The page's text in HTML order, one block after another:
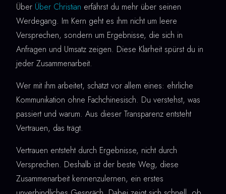
Über Über Christian erfährst du mehr über seinen
Werdegang. Im Kern geht es ihm nicht um leere
Versprechen, sondern um Ergebnisse, die sich in
Anfragen und Umsatz zeigen. Diese Klarheit spürst du in
jeder Zusammenarbeit.
Wer mit ihm arbeitet, schätzt vor allem eines: ehrliche
Kommunikation ohne Fachchinesisch. Du verstehst, was
passiert und warum. Aus dieser Transparenz entsteht
Vertrauen, das trägt.
Vertrauen entsteht durch Ergebnisse, nicht durch
Versprechen. Deshalb ist der beste Weg, diese
Zusammenarbeit kennenzulernen, ein erstes